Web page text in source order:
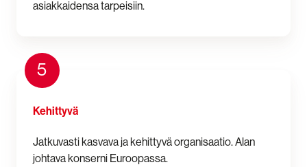
asiakkaidensa tarpeisiin.
5
Kehittyvä
Jatkuvasti kasvava ja kehittyvä organisaatio. Alan
johtava konserni Euroopassa.